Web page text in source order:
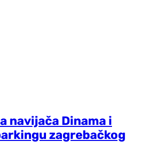
navijača Dinama i
zagrebačkog